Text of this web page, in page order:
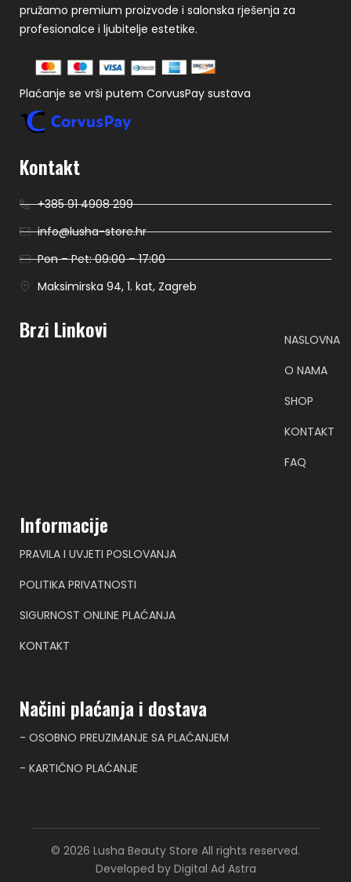
pružamo premium proizvode i salonska rješenja za
profesionalce i ljubitelje estetike.
Plaćanje se vrši putem CorvusPay sustava
Kontakt
+385 91 4908 299
info@lusha-store.hr
Pon – Pet: 09:00 – 17:00
Maksimirska 94, 1. kat, Zagreb
Brzi Linkovi
NASLOVNA
O NAMA
SHOP
KONTAKT
FAQ
Informacije
PRAVILA I UVJETI POSLOVANJA
POLITIKA PRIVATNOSTI
SIGURNOST ONLINE PLAĆANJA
KONTAKT
Načini plaćanja i dostava
- OSOBNO PREUZIMANJE SA PLAĆANJEM
- KARTIČNO PLAĆANJE
© 2026 Lusha Beauty Store All rights reserved.
Developed by Digital Ad Astra